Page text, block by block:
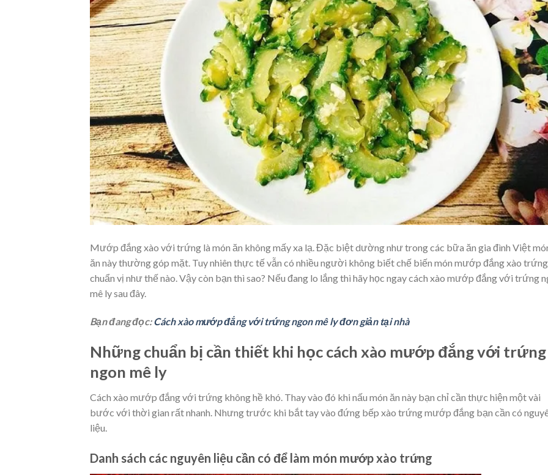
Mướp đắng xào với trứng là món ăn không mấy xa lạ. Đặc biệt dường như trong các bữa ăn gia đình Việt
ăn này thường góp mặt. Tuy nhiên thực tế vẫn có nhiều người không biết chế biến món mướp đắng xào trứng
chuẩn vị như thế nào. Vậy còn bạn thì sao? Nếu đang lo lắng thì hãy học ngay cách xào mướp đắng với trứng
mê ly sau đây.
Bạn đang đọc:Cách xào mướp đắng với trứng ngon mê ly đơn giản tại nhà
Những chuẩn bị cần thiết khi học cách xào mướp đắng với trứng
ngon mê ly
Cách xào mướp đắng với trứng không hề khó. Thay vào đó khi nấu món ăn này bạn chỉ cần thực hiện một vài
bước với thời gian rất nhanh. Nhưng trước khi bắt tay vào đứng bếp xào trứng mướp đắng bạn cần có
liệu.
Danh sách các nguyên liệu cần có để làm món mướp xào trứng